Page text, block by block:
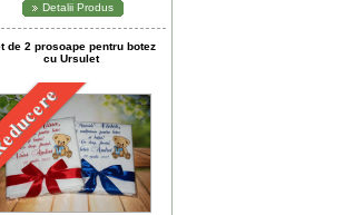
Detalii Produs
de 2 prosoape pentru botez
cu Ursulet